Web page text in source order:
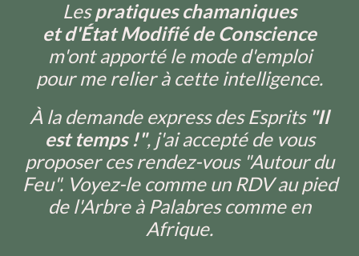
Lespratiques chamaniques
et d'État Modifié de Conscience
m'ont apporté le mode d'emploi
pour me relier à cette intelligence.
À la demande express des Esprits "Il
est temps !", j'ai accepté de vous
proposer ces rendez-vous "Autour du
Feu". Voyez-le comme un RDV au pied
de l'Arbre à Palabres comme en
Afrique.